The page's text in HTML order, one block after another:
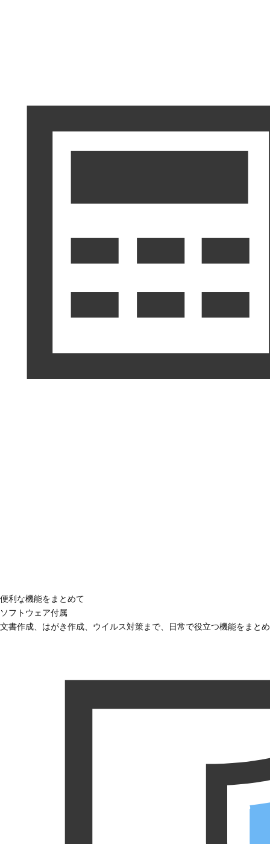
便利な機能をまとめて
ソフトウェア付属
文書作成、はがき作成、ウイルス対策まで、日常で役立つ機能をまと